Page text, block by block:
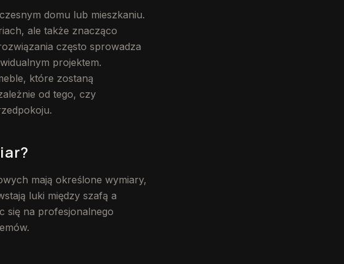
domu lub mieszkaniu.
ale także znacząco
często sprowadza
projektem.
które zostaną
od tego, czy
mają określone wymiary,
luki między szafą a
się na profesjonalnego